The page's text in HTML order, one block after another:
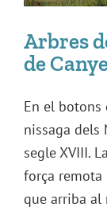
Arbres
de
En el botons
nissaga dels
segle XVIII.
força remota
que arriba al